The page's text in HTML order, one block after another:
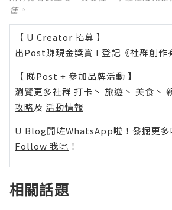
任。
【 U Creator 招募 】
出Post賺現金獎賞 l 登記《社群創作
【 睇Post + 參加品牌活動 】
瀏覽更多社群 打卡 丶 旅遊 丶 美食 丶
攻略及 活動情報
U Blog開咗WhatsApp啦！發掘更多
Follow 我哋 ！
相關話題